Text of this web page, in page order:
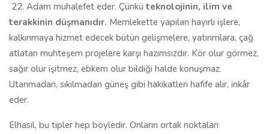
22. Adam muhalefet eder. Çünkü teknolojinin, ilim ve
terakkinin düşmanıdır. Memlekette yapılan hayırlı işlere,
kalkınmaya hizmet edecek bütün gelişmelere, yatırımlara, çağ
atlatan muhteşem projelere karşı hazımsızdır. Kör olur görmez,
sağır olur işitmez, ebkem olur bildiği halde konuşmaz.
Utanmadan, sıkılmadan güneş gibi hakikatleri hafife alır, inkâr
eder.
Elhasıl, bu tipler hep böyledir. Onların ortak noktaları